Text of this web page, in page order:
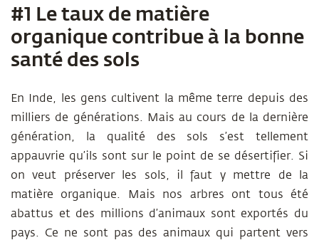
#1 Le taux de matière
organique contribue à la bonne
santé des sols
En Inde, les gens cultivent la même terre depuis des
milliers de générations. Mais au cours de la dernière
génération, la qualité des sols s’est tellement
appauvrie qu’ils sont sur le point de se désertifier. Si
on veut préserver les sols, il faut y mettre de la
matière organique. Mais nos arbres ont tous été
abattus et des millions d’animaux sont exportés du
pays. Ce ne sont pas des animaux qui partent vers